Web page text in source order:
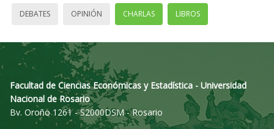
DEBATES OPINIÓN CHARLAS LIBROS
Facultad de Ciencias Económicas y Estadística - Universidad
Nacional de Rosario
Bv. Oroño 1261 - S2000DSM - Rosario